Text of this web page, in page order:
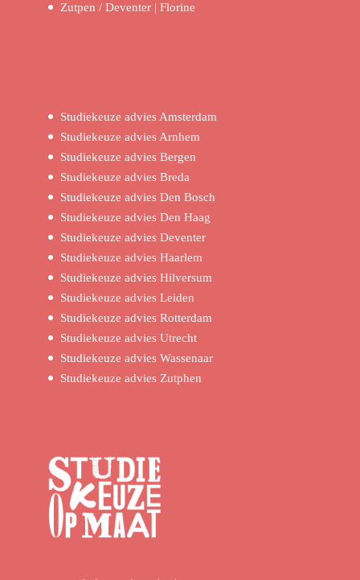
Zutpen / Deventer | Florine
Studiekeuze advies Amsterdam
Studiekeuze advies Arnhem
Studiekeuze advies Bergen
Studiekeuze advies Breda
Studiekeuze advies Den Bosch
Studiekeuze advies Den Haag
Studiekeuze advies Deventer
Studiekeuze advies Haarlem
Studiekeuze advies Hilversum
Studiekeuze advies Leiden
Studiekeuze advies Rotterdam
Studiekeuze advies Utrecht
Studiekeuze advies Wassenaar
Studiekeuze advies Zutphen